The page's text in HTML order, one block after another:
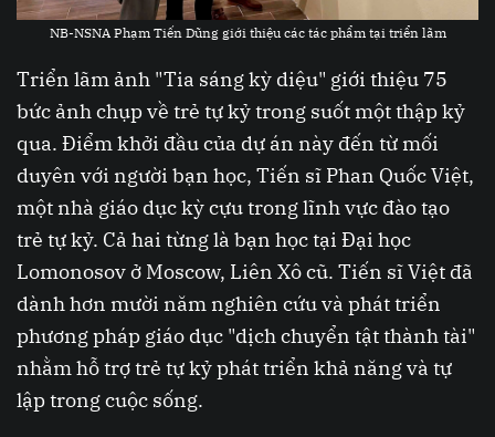
NB-NSNA Phạm Tiến Dũng giới thiệu các tác phẩm tại triển lãm
Triển lãm ảnh "Tia sáng kỳ diệu" giới thiệu 75
bức ảnh chụp về trẻ tự kỷ trong suốt một thập kỷ
qua. Điểm khởi đầu của dự án này đến từ mối
duyên với người bạn học, Tiến sĩ Phan Quốc Việt,
một nhà giáo dục kỳ cựu trong lĩnh vực đào tạo
trẻ tự kỷ. Cả hai từng là bạn học tại Đại học
Lomonosov ở Moscow, Liên Xô cũ. Tiến sĩ Việt đã
dành hơn mười năm nghiên cứu và phát triển
phương pháp giáo dục "dịch chuyển tật thành tài"
nhằm hỗ trợ trẻ tự kỷ phát triển khả năng và tự
lập trong cuộc sống.